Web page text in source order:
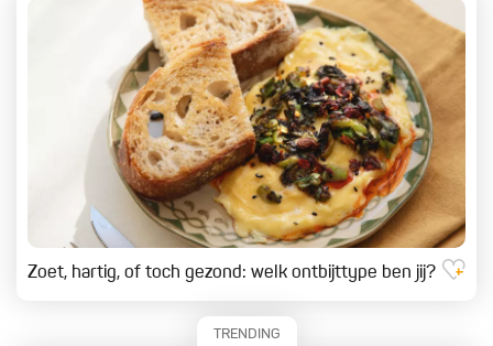
Zoet, hartig, of toch gezond: welk ontbijttype ben jij?
TRENDING